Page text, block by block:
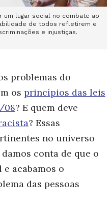
lugar social no combate ao
de todos refletirem e
e injustiças.
problemas do
os princípios das leis
08? E quem deve
? Essas
no universo
conta de que o
acabamos o
das pessoas